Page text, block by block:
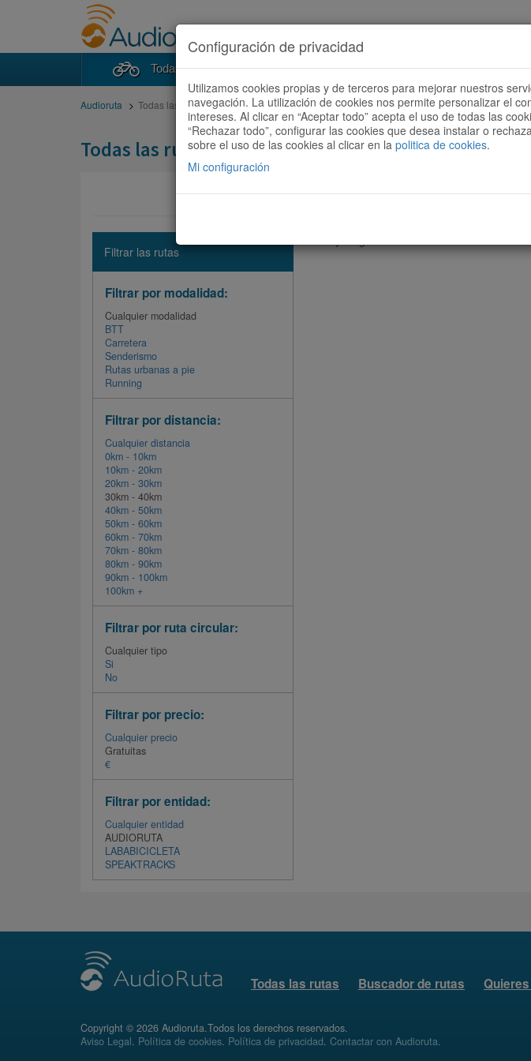
Todas las rutas Buscador de rutas Quieres
Audioruta Todas las rutas
Todas las rutas
Filtrar las rutas
Filtrar por modalidad:
Cualquier modalidad
BTT
Carretera
Senderismo
Rutas urbanas a pie
Running
Filtrar por distancia:
Cualquier distancia
0km - 10km
10km - 20km
20km - 30km
30km - 40km
40km - 50km
50km - 60km
60km - 70km
70km - 80km
80km - 90km
90km - 100km
100km +
Filtrar por ruta circular:
Cualquier tipo
Si
No
Filtrar por precio:
Cualquier precio
Gratuitas
€
Filtrar por entidad:
Cualquier entidad
AUDIORUTA
LABABICICLETA
SPEAKTRACKS
Todas las rutas Buscador de rutas
Copyright © 2026 Audioruta.Todos los derechos reservados.
Aviso Legal. Política de cookies. Política de privacidad. Contactar con Audioruta.
Configuración de privacidad
Utilizamos cookies propias y de terceros para mejorar nuestros
navegación. La utilización de cookies nos permite personalizar el
intereses. Al clicar en “Aceptar todo” acepta el uso de todas las
“Rechazar todo”, configurar las cookies que desea instalar o
sobre el uso de las cookies al clicar en la politica de cookies.
Mi configuración